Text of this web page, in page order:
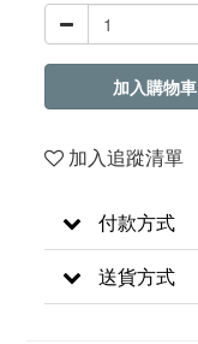
加入購物車
加入追蹤清單
付款方式
送貨方式